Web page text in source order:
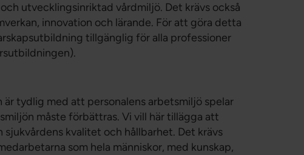
utvecklingsinriktad vårdmiljö. Det krävs också
innovation och lärande. För att göra detta
tillgänglig för alla professioner
tydlig med att personalens arbetsmiljö spelar
måste förbättras. Vi vill här tillägga att
kvalitet och hållbarhet. Det krävs
som hela människor, med kunskap,